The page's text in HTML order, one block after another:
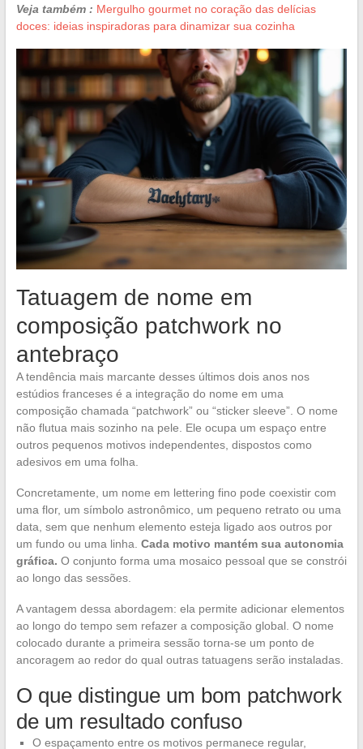
Veja também : Mergulho gourmet no coração das delícias
doces: ideias inspiradoras para dinamizar sua cozinha
Tatuagem de nome em
composição patchwork no
antebraço
A tendência mais marcante desses últimos dois anos nos
estúdios franceses é a integração do nome em uma
composição chamada “patchwork” ou “sticker sleeve”. O nome
não flutua mais sozinho na pele. Ele ocupa um espaço entre
outros pequenos motivos independentes, dispostos como
adesivos em uma folha.
Concretamente, um nome em lettering fino pode coexistir com
uma flor, um símbolo astronômico, um pequeno retrato ou uma
data, sem que nenhum elemento esteja ligado aos outros por
um fundo ou uma linha. Cada motivo mantém sua autonomia
gráfica. O conjunto forma uma mosaico pessoal que se constrói
ao longo das sessões.
A vantagem dessa abordagem: ela permite adicionar elementos
ao longo do tempo sem refazer a composição global. O nome
colocado durante a primeira sessão torna-se um ponto de
ancoragem ao redor do qual outras tatuagens serão instaladas.
O que distingue um bom patchwork
de um resultado confuso
O espaçamento entre os motivos permanece regular,